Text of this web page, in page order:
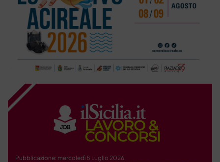
Pubblicazione: mercoledì 8 Luglio 2026